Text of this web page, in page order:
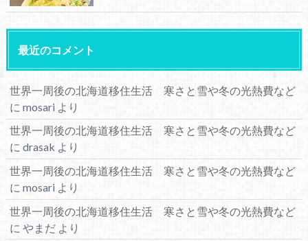
最近のコメント
世界一周後の北海道移住生活 寒さと雪や冬の光熱費など
に mosariより
世界一周後の北海道移住生活 寒さと雪や冬の光熱費など
に drasak より
世界一周後の北海道移住生活 寒さと雪や冬の光熱費など
に mosariより
世界一周後の北海道移住生活 寒さと雪や冬の光熱費など
に やまだより